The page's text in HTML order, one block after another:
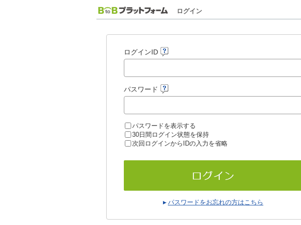
ログイン
ログインID
パスワード
パスワードを表示する
30日間ログイン状態を保持
次回ログインからIDの入力を省略
パスワードをお忘れの方はこちら